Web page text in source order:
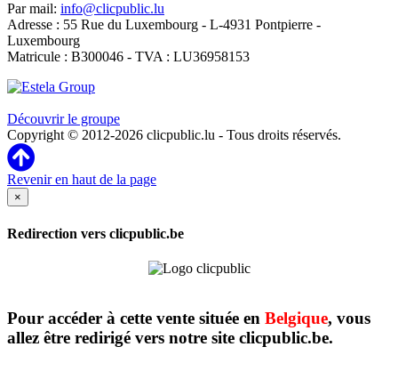
Par mail: info@clicpublic.lu
Adresse : 55 Rue du Luxembourg - L-4931 Pontpierre -
Luxembourg
Matricule : B300046 - TVA : LU36958153
Découvrir le groupe
Copyright © 2012-2026 clicpublic.lu - Tous droits réservés.
Revenir en haut de la page
×
Redirection vers clicpublic.be
Pour accéder à cette vente située en Belgique, vous
allez être redirigé vers notre site clicpublic.be.